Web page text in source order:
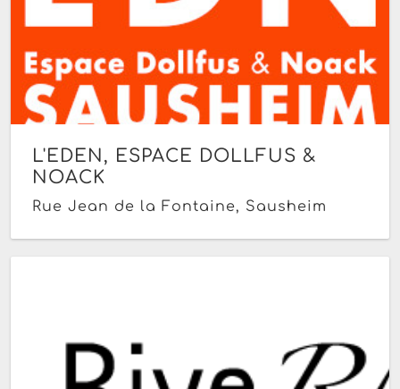
L'EDEN, ESPACE DOLLFUS &
NOACK
Rue Jean de la Fontaine, Sausheim